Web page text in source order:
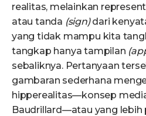
realitas, melainkan
atau tanda (sign)dari
yang tidak mampu kita
tangkap hanya tampilan
sebaliknya. Pertanyaan
gambaran sederhana
hipperealitas—konsep
Baudrillard—atau yang lebih